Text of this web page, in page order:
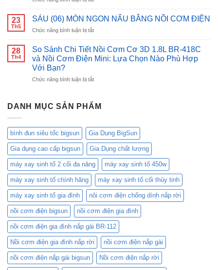
siêu
inox
BR-
Nâng
Bữa
Cơm
Sóc
Bạn!
sánh
mặt
trong
làng
siêu
20SS
1500
của
Bigsun
23
Th5
SÁU (06) MÓN NGON NẤU BẰNG NỒI CƠM ĐIỆN
Chức năng bình luận bị tắtở
(06)
MÓN
NGON
BẰNG
ĐIỆN
28
Th4
So Sánh Chi Tiết Nồi Cơm Cơ 3D 1.8L BR-418C
và Nồi Cơm Điện Mini: Lựa Chọn Nào Phù Hợp
Với Bạn?
Chức năng bình luận bị tắtở
Chi
Cơm
Cơ
3D
BR-
418C
và
Nồi
Cơm
Điện
Mini:
Lựa
Chọn
Nào
Phù
Hợp
Với
DANH MỤC SẢN PHẨM
bình đun siêu tốc bigsun Gia Dụng BigSun
Gia dụng cao cấp bigsun Gia Dụng chất lượng
máy xay sinh tố 2 cối đa năng máy xay sinh tố 450w
máy xay sinh tố chính hãng máy xay sinh tố cối thủy tinh
máy xay sinh tố gia đình nôi cơm điện chống dính nắp rời
nồi cơm điện bigsun nồi cơm điện gia đình
nồi cơm điện gia đình nắp gài BR-112
Nồi cơm điện gia đình nắp rời nồi cơm điện nắp gài
nồi cơm điện nắp gài bigsun Nồi cơm điện nắp rời